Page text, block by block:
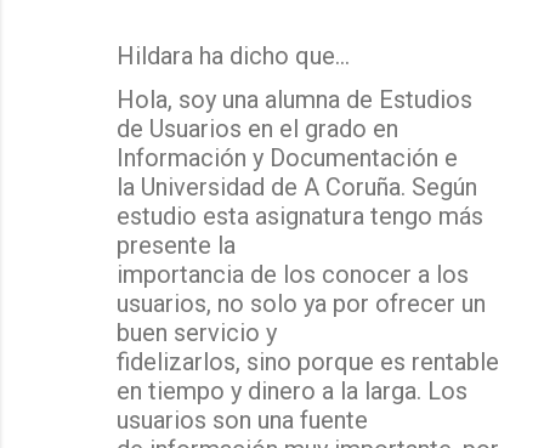
Hildara ha dicho que…
Hola, soy una alumna de Estudios
de Usuarios en el grado en
Información y Documentación e
la Universidad de A Coruña. Según
estudio esta asignatura tengo más
presente la
importancia de los conocer a los
usuarios, no solo ya por ofrecer un
buen servicio y
fidelizarlos, sino porque es rentable
en tiempo y dinero a la larga. Los
usuarios son una fuente